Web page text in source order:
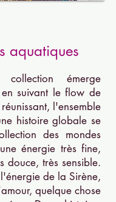
aquatiques
collection émerge
en suivant le flow de
l'ensemble
histoire globale se
des mondes
énergie très fine,
douce, très sensible.
de la Sirène,
quelque chose